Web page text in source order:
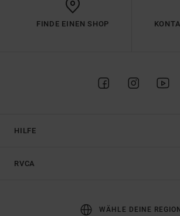
FINDE EINEN SHOP
HILFE
RVCA
WÄHLE DEINE